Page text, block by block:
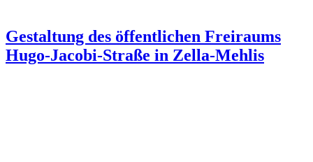
Gestaltung des öffentlichen Freiraums
Hugo-Jacobi-Straße in Zella-Mehlis